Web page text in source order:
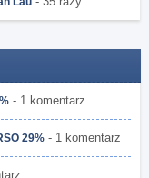
- 1 komentarz
29% - 1 komentarz